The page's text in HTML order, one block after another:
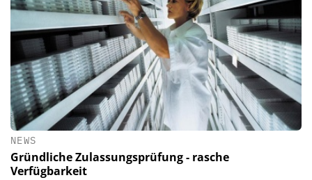
NEWS
Gründliche Zulassungsprüfung - rasche
Verfügbarkeit